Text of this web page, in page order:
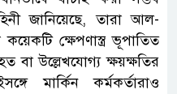
জানিয়েছে, তারা আল-
ক্ষেপণাস্ত্র ভূপাতিত
উল্লেখযোগ্য ক্ষয়ক্ষতির
মার্কিন কর্মকর্তারাও